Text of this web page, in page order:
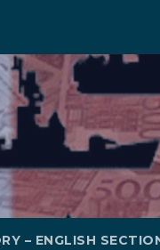
– ENGLISH